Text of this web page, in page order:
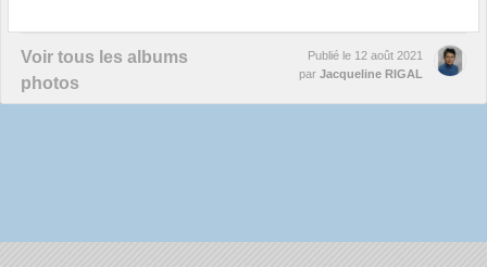
Voir tous les albums
photos
Publié le 12 août 2021
par Jacqueline RIGAL